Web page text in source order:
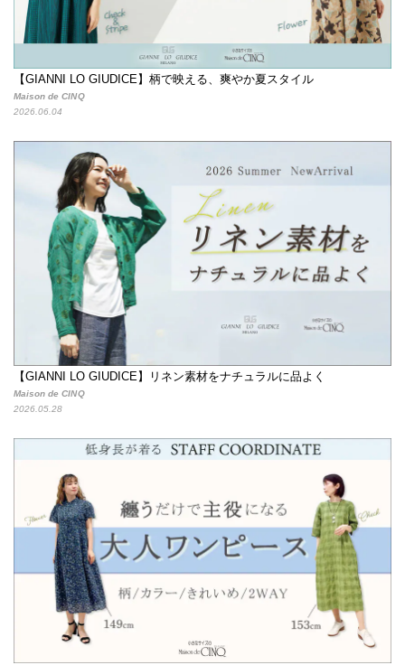
【GIANNI LO GIUDICE】柄で映える、爽やか夏スタイル
Maison de CINQ
2026.06.04
【GIANNI LO GIUDICE】リネン素材をナチュラルに品よく
Maison de CINQ
2026.05.28